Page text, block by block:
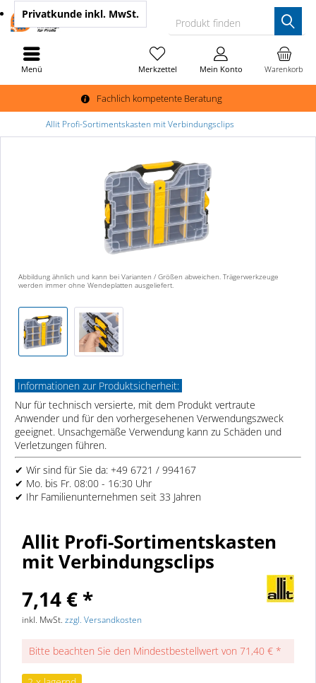
Fachlich kompetente Beratung
Produkt finden
Warenkorb
Merkzettel Mein Konto
Privatkunde inkl. MwSt.
Menü
Allit Profi-Sortimentskasten mit Verbindungsclips
Abbildung ähnlich und kann bei Varianten / Größen abweichen. Trägerwerkzeuge
werden immer ohne Wendeplatten ausgeliefert.
Informationen zur Produktsicherheit:
Nur für technisch versierte, mit dem Produkt vertraute
Anwender und für den vorhergesehenen Verwendungszweck
geeignet. Unsachgemäße Verwendung kann zu Schäden und
Verletzungen führen.
✔ Wir sind für Sie da: +49 6721 / 994167
✔ Mo. bis Fr. 08:00 - 16:30 Uhr
✔ Ihr Familienunternehmen seit 33 Jahren
Allit Profi-Sortimentskasten
mit Verbindungsclips
7,14 € *
inkl. MwSt. zzgl. Versandkosten
Bitte beachten Sie den Mindestbestellwert von 71,40 € *